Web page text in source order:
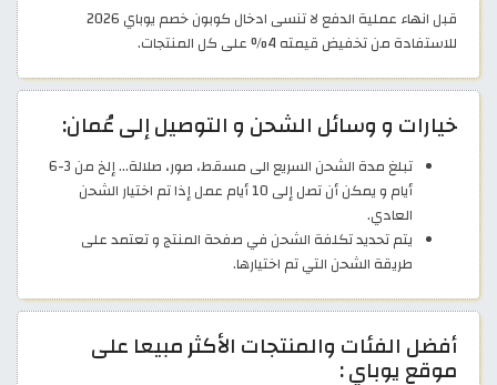
قبل انهاء عملية الدفع لا تنسى ادخال كوبون خصم يوباي 2026
للاستفادة من تخفيض قيمته 4% على كل المنتجات.
خيارات و وسائل الشحن و التوصيل إلى عُمان:
تبلغ مدة الشحن السريع الى مسقط، صور، صلالة... إلخ من 3-6
أيام و يمكن أن تصل إلى 10 أيام عمل إذا تم اختيار الشحن
العادي.
يتم تحديد تكلفة الشحن في صفحة المنتج و تعتمد على
طريقة الشحن التي تم اختيارها.
أفضل الفئات والمنتجات الأكثر مبيعا على
موقع يوباي :